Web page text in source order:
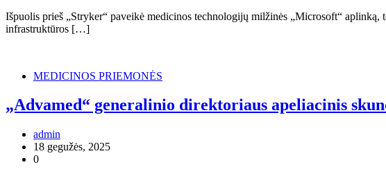
Išpuolis prieš „Stryker“ paveikė medicinos technologijų milžinės „Microsoft“
infrastruktūros […]
MEDICINOS PRIEMONĖS
„Advamed“ generalinio direktoriaus apeliacinis
admin
18 gegužės, 2025
0